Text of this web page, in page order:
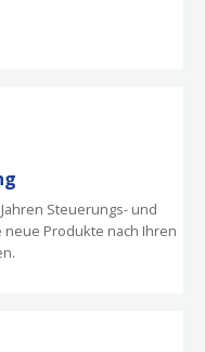
Steuerungs- und
neue Produkte nach Ihren